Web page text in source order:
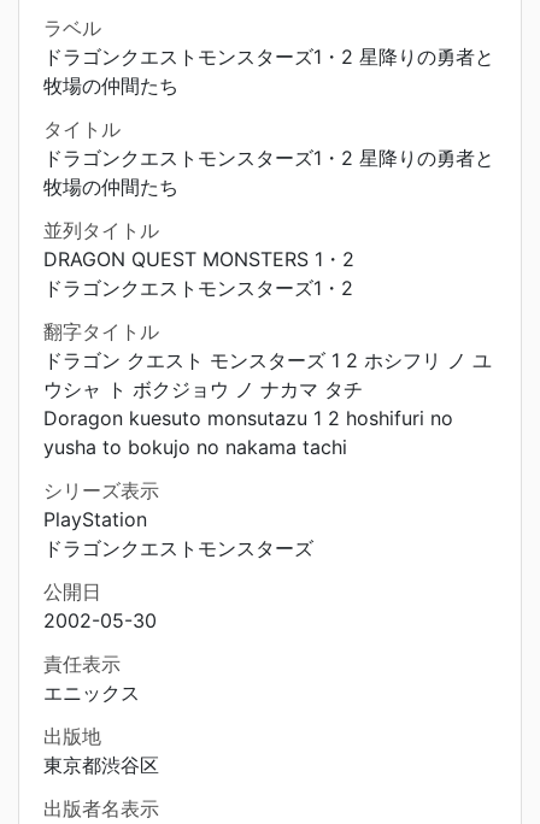
ラベル
ドラゴンクエストモンスターズ1・2 星降りの勇者と
牧場の仲間たち
タイトル
ドラゴンクエストモンスターズ1・2 星降りの勇者と
牧場の仲間たち
並列タイトル
DRAGON QUEST MONSTERS 1・2
ドラゴンクエストモンスターズ1・2
翻字タイトル
ドラゴン クエスト モンスターズ 1 2 ホシフリ ノ ユ
ウシャ ト ボクジョウ ノ ナカマ タチ
Doragon kuesuto monsutazu 1 2 hoshifuri no
yusha to bokujo no nakama tachi
シリーズ表示
PlayStation
ドラゴンクエストモンスターズ
公開日
2002-05-30
責任表示
エニックス
出版地
東京都渋谷区
出版者名表示